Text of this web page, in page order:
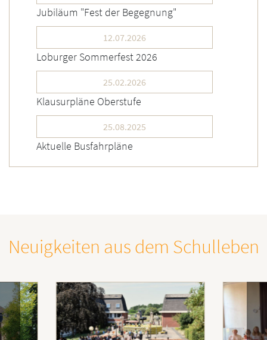
Jubiläum "Fest der Begegnung"
12.07.2026
Loburger Sommerfest 2026
25.02.2026
Klausurpläne Oberstufe
25.08.2025
Aktuelle Busfahrpläne
Neuigkeiten aus dem Schulleben